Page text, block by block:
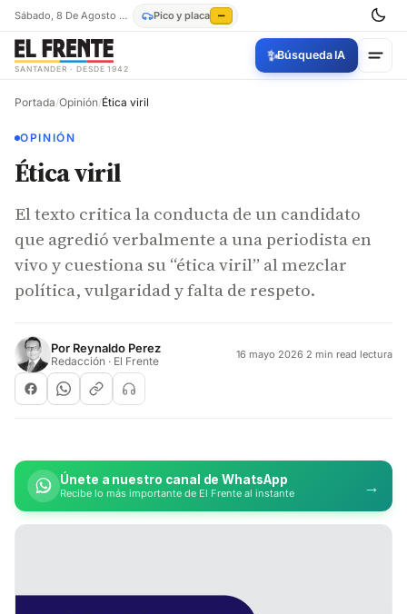
Sábado, 8 De Agosto De 2026 Pico y placa —
SANTANDER · DESDE 1942
✨Búsqueda IA
Portada/Opinión/Ética viril
OPINIÓN
Ética viril
El texto critica la conducta de un candidato
que agredió verbalmente a una periodista en
vivo y cuestiona su “ética viril” al mezclar
política, vulgaridad y falta de respeto.
Por Reynaldo Perez
Redacción · El Frente 16 mayo 2026·2 min read lectura
Únete a nuestro canal de WhatsApp
Recibe lo más importante de El Frente al instante →